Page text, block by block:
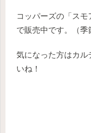
コッパーズの「スモ
で販売中です。（季
気になった方はカル
いね！